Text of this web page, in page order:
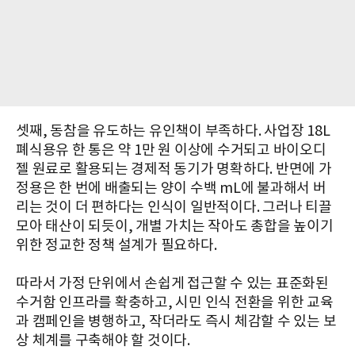
셋째, 동참을 유도하는 유인책이 부족하다. 사업장 18L
폐식용유 한 통은 약 1만 원 이상에 수거되고 바이오디
젤 원료로 활용되는 경제적 동기가 명확하다. 반면에 가
정용은 한 번에 배출되는 양이 수백 mL에 불과해서 버
리는 것이 더 편하다는 인식이 일반적이다. 그러나 티끌
모아 태산이 되듯이, 개별 가치는 작아도 총합을 높이기
위한 정교한 정책 설계가 필요하다.
따라서 가정 단위에서 손쉽게 접근할 수 있는 표준화된
수거함 인프라를 확충하고, 시민 인식 전환을 위한 교육
과 캠페인을 병행하고, 작더라도 즉시 체감할 수 있는 보
상 체계를 구축해야 할 것이다.